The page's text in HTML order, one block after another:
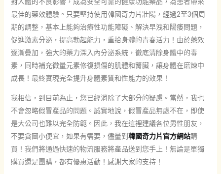
最佳的藥效體驗。只要堅持使用韓國奇力片壯陽，經過2至3個周
期的調整，基本上能夠治療性功能障礙、解決早洩和陽痿問題，
促進激素分泌，提高勃起能力，重拾身體的青春活力！由於藥效
逐漸疊加，強大的藥力深入內分泌系統，徹底清除身體中的毒
素，同時補充微量元素修復損傷的肌體和腎臟，讓身體在磨煉中
成長！最終實現完全提升身體素質和性能力的效果！
我相信，到目前為止，您已經消除了大部分的疑慮。當然，我也
不會忽略假冒產品的問題。誠實地說，假冒產品無處不在，即使
是大公司也難以完全防範。因此，我在這裡建議各位男性朋友，
不要貪圖小便宜，如果有需要，儘量到韓國奇力片官方網站購
買！我們將通過快速的物流服務將產品送到您手上！無論是單獨
購買還是團購，都有優惠活動！感謝大家的支持！